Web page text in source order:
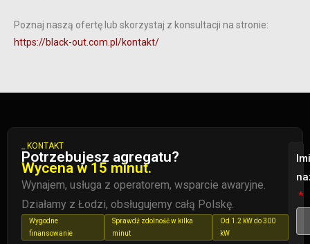
Poznaj naszą ofertę lub skorzystaj z konsultacji na stronie:
https://black-out.com.pl/kontakt/
_ KONTAKT
Potrzebujesz agregatu?
Wycena w 15 minut.
Wynajem, usługa z operatorem, wsparcie awaryjne.
Działamy z Łodzi, obsługujemy całą Polskę.
Wygodne
finansowanie
Sprawdź zdolność w kilka
minut
Od 1.2 kW do 300
kW